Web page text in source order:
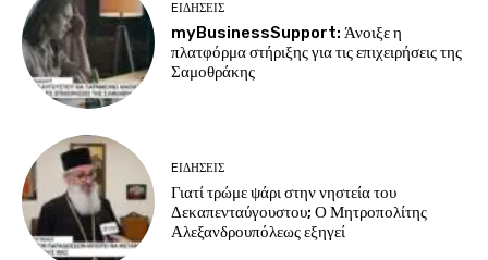
EΙΔΗΣΕΙΣ
myBusinessSupport: Άνοιξε η
πλατφόρμα στήριξης για τις επιχειρήσεις της
Σαμοθράκης
EΙΔΗΣΕΙΣ
Γιατί τρώμε ψάρι στην νηστεία του
Δεκαπενταύγουστου; Ο Μητροπολίτης
Αλεξανδρουπόλεως εξηγεί